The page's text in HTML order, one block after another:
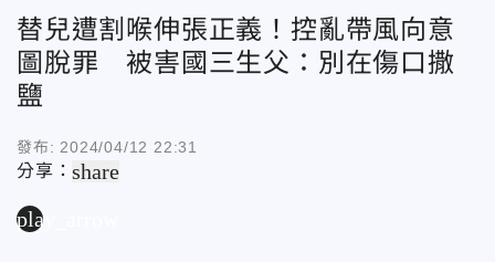
替兒遭割喉伸張正義！控亂帶風向意
圖脫罪 被害國三生父：別在傷口撒
鹽
發布: 2024/04/12 22:31
分享：share
play_arrow